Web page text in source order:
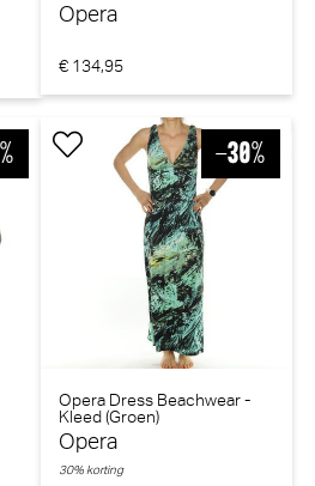
Opera
€ 134,95
Opera Dress Beachwear -
Kleed (Groen)
Opera
30% korting